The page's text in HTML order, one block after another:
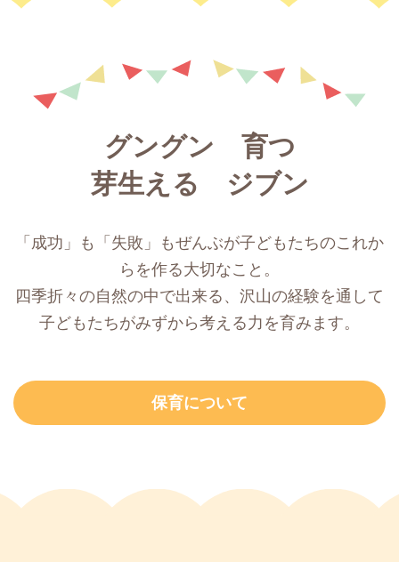
グングン 育つ
芽生える ジブン
「成功」も「失敗」もぜんぶが子どもたちのこれか
らを作る大切なこと。
四季折々の自然の中で出来る、沢山の経験を通して
子どもたちがみずから考える力を育みます。
保育について